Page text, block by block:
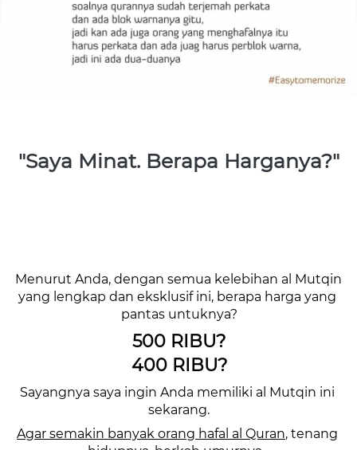
"Saya Minat. Berapa Harganya?"
Menurut Anda, dengan semua kelebihan al Mutqin
yang lengkap dan eksklusif ini, berapa harga yang
pantas untuknya?
500 RIBU?
400 RIBU?
Sayangnya saya ingin Anda memiliki al Mutqin ini
sekarang.
Agar semakin banyak orang hafal al Quran, tenang